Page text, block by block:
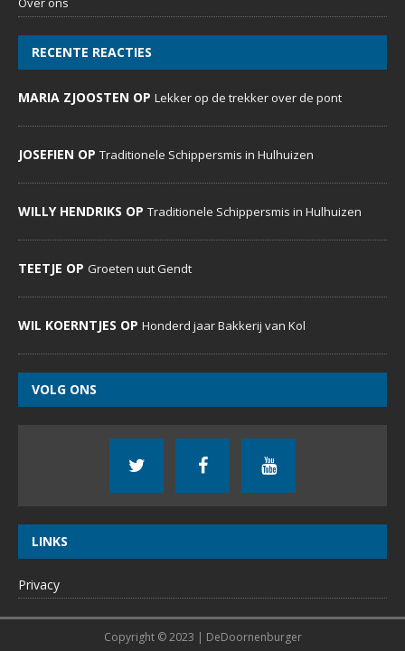
foto’s en commentaren voor inwoners, verenigingen,
Home
Evenementenkalender
Sportverenigingen
Social Media
Over ons
RECENTE REACTIES
JOSEFIEN OPTraditionele Schippersmis in Hulhuizen
WILLY HENDRIKS OPTraditionele Schippersmis in Hulhuizen